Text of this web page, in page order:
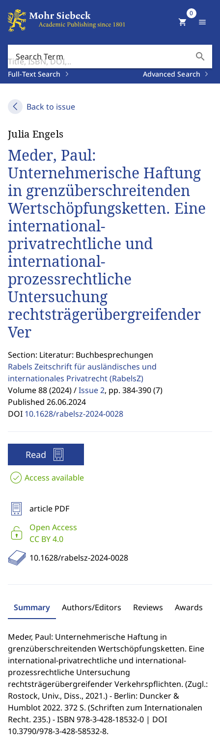
Search Term search
Full-Text Search Advanced Search
shopping_cart
0
menu
Back to issue
Julia Engels
Meder, Paul:
Unternehmerische Haftung
in grenzüberschreitenden
Wertschöpfungsketten. Eine
international-
privatrechtliche und
international-
prozessrechtliche
Untersuchung
rechtsträgerübergreifender
Ver
Section: Literatur: Buchbesprechungen
Rabels Zeitschrift für ausländisches und
internationales Privatrecht(RabelsZ)
Volume 88 (2024) /Issue 2, pp. 384-390 (7)
Published 26.06.2024
DOI 10.1628/rabelsz-2024-0028
Read
Access available
article PDF
Open Access
CC BY 4.0
10.1628/rabelsz-2024-0028
Summary Authors/Editors Reviews Awards
Meder, Paul: Unternehmerische Haftung in
grenzüberschreitenden Wertschöpfungsketten. Eine
international-privatrechtliche und international-
prozessrechtliche Untersuchung
rechtsträgerübergreifender Verkehrspflichten. (Zugl.:
Rostock, Univ., Diss., 2021.) - Berlin: Duncker &
Humblot 2022. 372 S. (Schriften zum Internationalen
Recht. 235.) - ISBN 978-3-428-18532-0 | DOI
10.3790/978-3-428-58532-8.